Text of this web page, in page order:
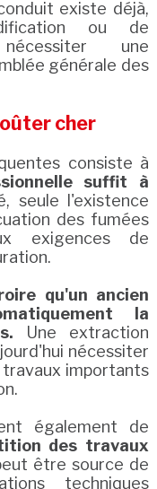
existe déjà,
ou de
une
générale des
cher
consiste à
suffit à
seule l'existence
des fumées
exigences de
qu'un ancien
la
Une extraction
nécessiter
travaux importants
également de
des travaux
être source de
techniques